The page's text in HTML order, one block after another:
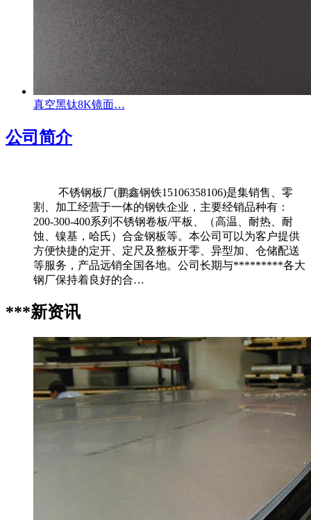
真空黑钛8K镜面…
公司简介
不锈钢板厂(鹏鑫钢铁15106358106)是集销售、零
割、加工经营于一体的钢铁企业，主要经销品种有：
200-300-400系列不锈钢卷板/平板、（高温、耐热、耐
蚀、镍基，哈氏）合金钢板等。本公司可以为客户提供
方便快捷的定开、定尺及整板开零、异型加、仓储配送
等服务，产品远销全国各地。公司长期与*********各大
钢厂保持着良好的合…
***新资讯